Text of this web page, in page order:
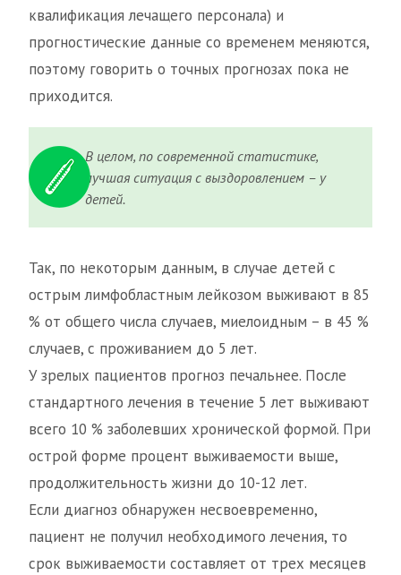
квалификация лечащего персонала) и
прогностические данные со временем меняются,
поэтому говорить о точных прогнозах пока не
приходится.
В целом, по современной статистике,
лучшая ситуация с выздоровлением – у
детей.
Так, по некоторым данным, в случае детей с
острым лимфобластным лейкозом выживают в 85
% от общего числа случаев, миелоидным – в 45 %
случаев, с проживанием до 5 лет.
У зрелых пациентов прогноз печальнее. После
стандартного лечения в течение 5 лет выживают
всего 10 % заболевших хронической формой. При
острой форме процент выживаемости выше,
продолжительность жизни до 10-12 лет.
Если диагноз обнаружен несвоевременно,
пациент не получил необходимого лечения, то
срок выживаемости составляет от трех месяцев